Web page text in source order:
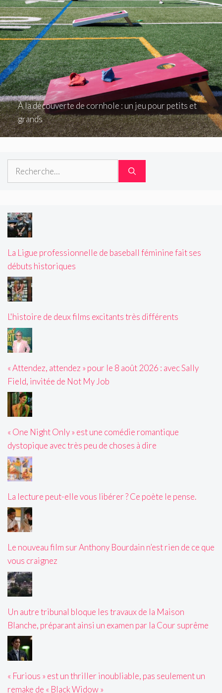
À la découverte de cornhole : un jeu pour petits et
grands
Rechercher :
La Ligue professionnelle de baseball féminine fait ses
débuts historiques
L'histoire de deux films excitants très différents
« Attendez, attendez » pour le 8 août 2026 : avec Sally
Field, invitée de Not My Job
« One Night Only » est une comédie romantique
dystopique avec très peu de choses à dire
La lecture peut-elle vous libérer ? Ce poète le pense.
Le nouveau film sur Anthony Bourdain n’est rien de ce que
vous craignez
Un autre tribunal bloque les travaux de la Maison
Blanche, préparant ainsi un examen par la Cour suprême
« Furious » est un thriller inoubliable, pas seulement un
remake de « Black Widow »